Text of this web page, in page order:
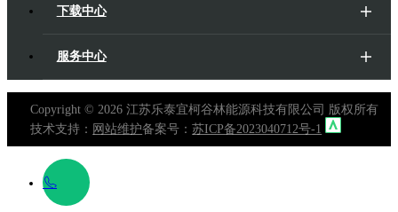
下载中心
服务中心
Copyright ©2026 江苏乐泰宜柯谷林能源科技有限公司 版权所有
技术支持： 网站维护备案号：苏ICP备2023040712号-1